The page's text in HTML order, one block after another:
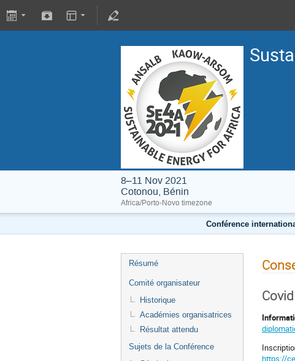
8–11 Nov 2021
Cotonou, Bénin
Africa/Porto-Novo timezone
Conférence
Résumé
Comité organisateur
Historique
Académies organisatrices
Résultat attendu
Sujets de la Conférence
https://